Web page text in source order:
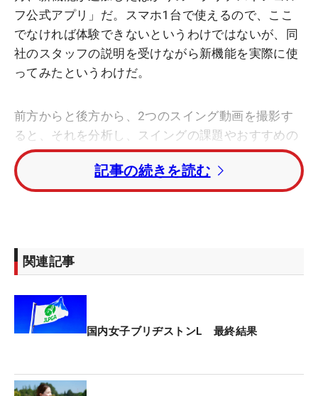
フ公式アプリ」だ。スマホ1台で使えるので、ここ
でなければ体験できないというわけではないが、同
社のスタッフの説明を受けながら新機能を実際に使
ってみたというわけだ。
前方からと後方から、2つのスイング動画を撮影す
ると、それを分析し、スイングの課題やおすすめの
練習ドリルを紹介してくれるのがこのアプリ。ここ
に今回エネルギー分析という機能が加わった。腕、
上半身、下半身がそれぞれどのタイミングでエネル
スタッフの解説によると、プロや上級者は切り返し
ネルギーを発揮。以降の“リリース期”では使うエネ
ルギーは減少するものの、ヘッドは自然と加速して
てしまうのだという。
記事の続きを読む
関連記事
国内女子ブリヂストンL 最終結果